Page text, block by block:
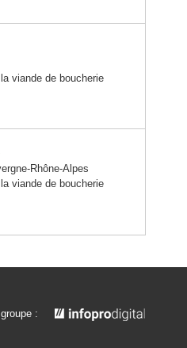
viande de boucherie
Rhône-Alpes
viande de boucherie
: